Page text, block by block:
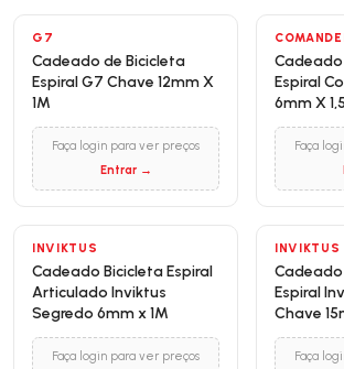
G7
Cadeado de Bicicleta
Espiral G7 Chave 12mm X
1M
Faça login para ver preços
Entrar →
Espiral
6mm X
Faça
INVIKTUS
Cadeado Bicicleta Espiral
Articulado Inviktus
Segredo 6mm x 1M
Faça login para ver preços
INVIKTUS
Espiral
Chave
Faça